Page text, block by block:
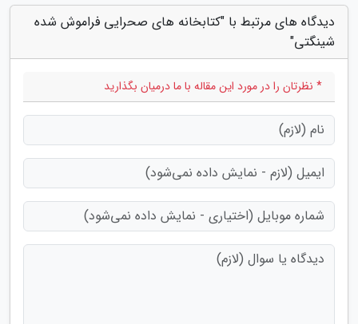
دیدگاه های مرتبط با "کتابخانه های صحرایی فراموش شده
شینگتی"
* نظرتان را در مورد این مقاله با ما درمیان بگذارید